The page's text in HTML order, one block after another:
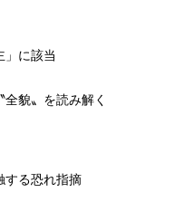
」に該当
全貌〟を読み解く
する恐れ指摘